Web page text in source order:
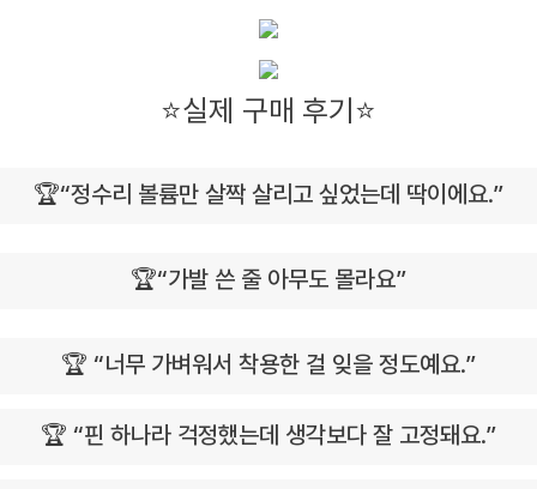
⭐실제 구매 후기⭐
🏆“정수리 볼륨만 살짝 살리고 싶었는데 딱이에요.”
🏆“가발 쓴 줄 아무도 몰라요”
🏆 “너무 가벼워서 착용한 걸 잊을 정도예요.”
🏆 “핀 하나라 걱정했는데 생각보다 잘 고정돼요.”